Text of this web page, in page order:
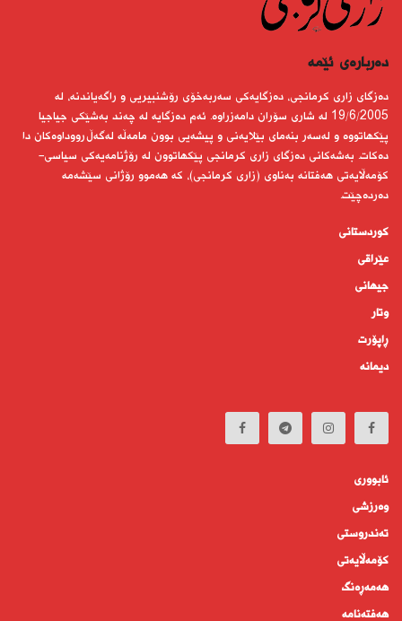
دەربارەى ئێمە
دەزگای زاری كرمانجی، دەزگایەكی سەربەخۆی رۆشنبیریی و راگەیاندنە، لە
19/6/2005 لە شاری سۆران دامەزراوە. ئەم دەزگایە لە چەند بەشێكی جیاجیا
پێكهاتووە و لەسەر بنەمای بێلایەنی و پیشەیی بوون مامەڵە لەگەڵ رووداوەكان دا
دەكات. بەشەكانی دەزگای زاری كرمانجی پێكهاتوون لە رۆژنامەیەكی سیاسی-
كۆمەڵایەتی هەفتانە بەناوی (زاری كرمانجی)، كە هەموو رۆژانی سێشەمە
دەردەچێت.
کوردستانى
عێراقی
جیهانى
وتار
ڕاپۆرت
دیمانە
ئابوورى
وەرزشی
تەندروستى
كۆمه‌ڵايه‌تى
هەمەڕەنگ
هەفتەنامە